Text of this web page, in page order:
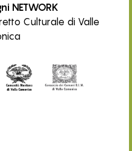
NETWORK
Culturale di Valle